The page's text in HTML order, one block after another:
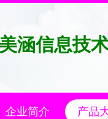
涵信息技
企业简介 产品